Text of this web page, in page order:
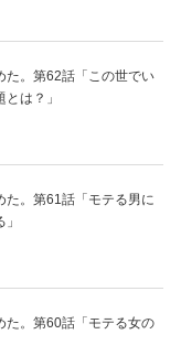
た。第62話「この世でい
は？」
た。第61話「モテる男に
た。第60話「モテる女の